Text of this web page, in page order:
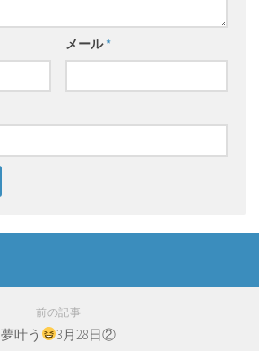
メール*
前の記事
夢叶う 3月28日②